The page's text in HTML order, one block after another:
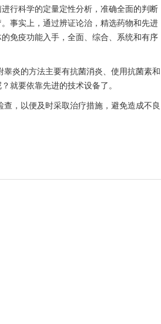
行科学的定量定性分析，准确全面的判断
事实上，通过辨证论治，精选药物和先进
免疫功能入手，全面、综合、系统和有序
炎的方法主要有抗菌消炎、使用抗菌素和
就要依靠先进的技术设备了。
，以便及时采取治疗措施，避免造成不良